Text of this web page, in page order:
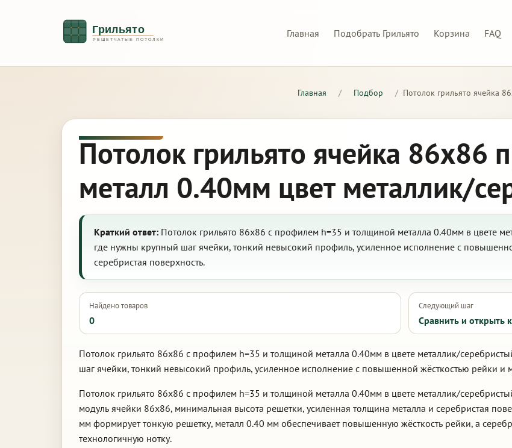
Главная Подобрать Грильято Корзина FAQ
Главная / Подбор / Потолок грильято ячейка
Потолок грильято ячейка 86х86
металл 0.40мм цвет металлик/
Краткий ответ: Потолок грильято 86х86 с профилем h=35 и толщиной металла 0.40мм в цвете
где нужны крупный шаг ячейки, тонкий невысокий профиль, усиленное исполнение с
серебристая поверхность.
Найдено товаров
0
Следующий шаг
Сравнить и открыть
Потолок грильято 86х86 с профилем h=35 и толщиной металла 0.40мм в цвете металлик/
шаг ячейки, тонкий невысокий профиль, усиленное исполнение с повышенной жёсткостью рейки и
Потолок грильято 86х86 с профилем h=35 и толщиной металла 0.40мм в цвете металлик/
модуль ячейки 86х86, минимальная высота решетки, усиленная толщина металла и серебристая
мм формирует тонкую решетку, металл 0.40 мм обеспечивает повышенную жёсткость рейки, а
технологичную нотку.